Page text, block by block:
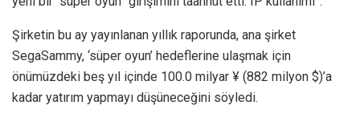
Şirketin bu ay yayınlanan yıllık raporunda, ana şirket
SegaSammy, ‘süper oyun’ hedeflerine ulaşmak için
önümüzdeki beş yıl içinde 100.0 milyar ¥ (882 milyon $)’a
kadar yatırım yapmayı düşüneceğini söyledi.